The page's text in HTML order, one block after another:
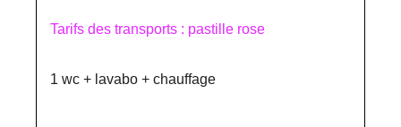
Tarifs des transports : pastille rose
1 wc + lavabo + chauffage